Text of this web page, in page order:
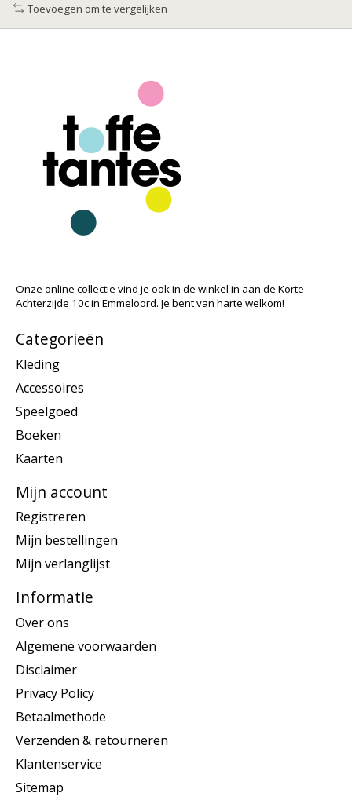
Toevoegen om te vergelijken
Onze online collectie vind je ook in de winkel in aan de Korte
Achterzijde 10c in Emmeloord. Je bent van harte welkom!
Categorieën
Kleding
Accessoires
Speelgoed
Boeken
Kaarten
Mijn account
Registreren
Mijn bestellingen
Mijn verlanglijst
Informatie
Over ons
Algemene voorwaarden
Disclaimer
Privacy Policy
Betaalmethode
Verzenden & retourneren
Klantenservice
Sitemap